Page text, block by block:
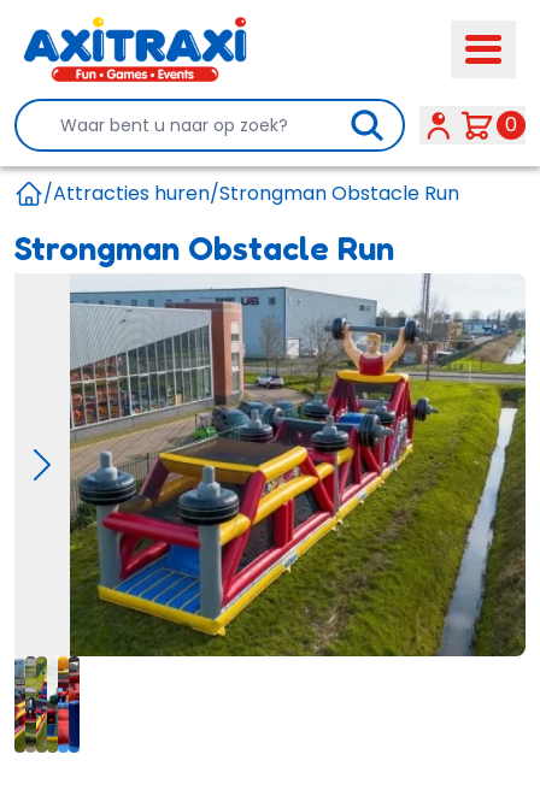
Search 0
/Attracties huren/Strongman Obstacle Run
Strongman Obstacle Run